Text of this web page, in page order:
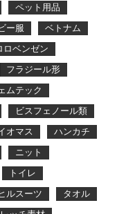
ペット用品
ー服
ベトナム
ロベンゼン
フラジール形
ムテック
ビスフェノール類
オマス
ハンカチ
ニット
トイレ
ルスーツ
タオル